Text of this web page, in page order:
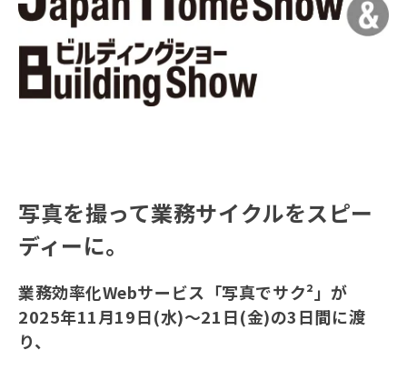
写真を撮って業務サイクルをスピー
ディーに。
業務効率化Webサービス「写真でサク²」が
2025年11月19日(水)～21日(金)の3日間に渡
り、